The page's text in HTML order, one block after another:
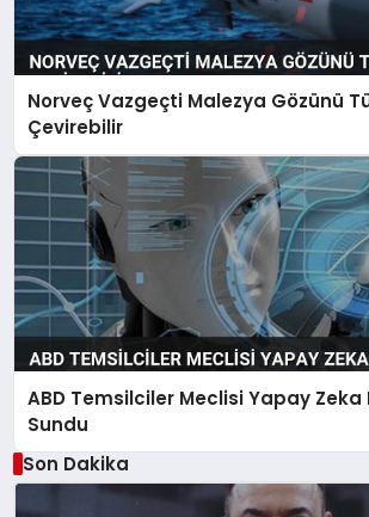
Norveç Vazgeçti Malezya Gözünü
Çevirebilir
ABD Temsilciler Meclisi Yapay Zeka
Sundu
Son Dakika